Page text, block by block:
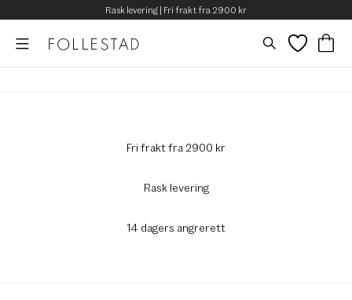
Rask levering | Fri frakt fra 2900 kr
Fri frakt fra 2900 kr
Rask levering
14 dagers angrerett